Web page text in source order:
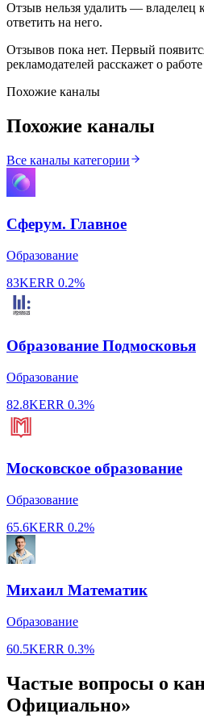
Отзыв нельзя удалить — владелец
ответить на него.
Отзывов пока нет. Первый
рекламодателей расскажет о
Похожие каналы
Похожие каналы
Все каналы категории
Сферум. Главное
Образование
83KERR 0.2%
Образование Подмосковья
Образование
82.8KERR 0.3%
Московское образование
Образование
65.6KERR 0.2%
Михаил Математик
Образование
60.5KERR 0.3%
Частые вопросы о
Официально»